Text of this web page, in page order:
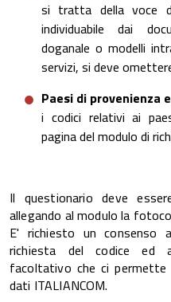
si tratta della voce
individuabile dai
doganale o modelli
servizi, si deve
Paesi di provenienza
i codici relativi ai
pagina del modulo di
Il questionario deve
allegando al modulo la
E' richiesto un consenso
richiesta del codice ed
facoltativo che ci permette
dati ITALIANCOM.